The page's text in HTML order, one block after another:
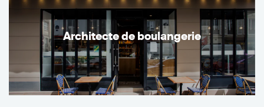
Architecte de boulangerie